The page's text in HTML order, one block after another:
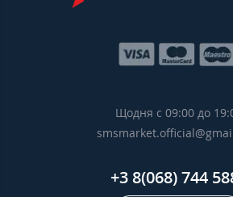
Щодня с 09:00 до
+3 8(068) 744